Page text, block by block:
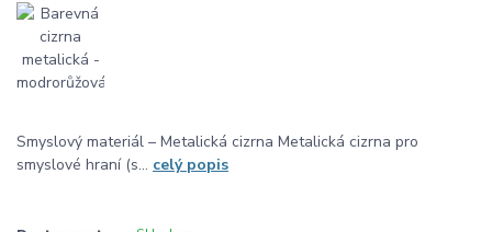
Smyslový materiál – Metalická cizrna Metalická cizrna pro
smyslové hraní (s... celý popis